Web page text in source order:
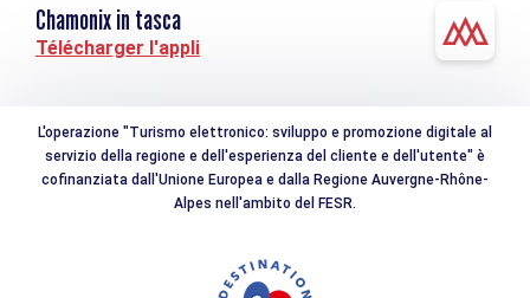
Chamonix in tasca
Télécharger l'appli
L'operazione "Turismo elettronico: sviluppo e promozione digitale al
servizio della regione e dell'esperienza del cliente e dell'utente" è
cofinanziata dall'Unione Europea e dalla Regione Auvergne-Rhône-
Alpes nell'ambito del FESR.